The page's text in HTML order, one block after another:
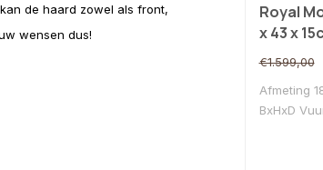
de haard zowel als front,
wensen dus!
Royal
x 43 x
€1.599,00
Afmeting
BxHxD